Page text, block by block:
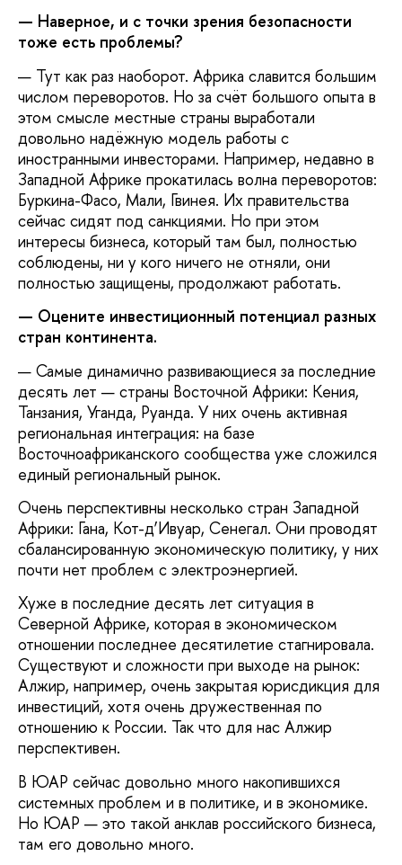
— Наверное, и с точки зрения безопасности
тоже есть проблемы?
— Тут как раз наоборот. Африка славится большим
числом переворотов. Но за счёт большого опыта в
этом смысле местные страны выработали
довольно надёжную модель работы с
иностранными инвесторами. Например, недавно в
Западной Африке прокатилась волна переворотов:
Буркина-Фасо, Мали, Гвинея. Их правительства
сейчас сидят под санкциями. Но при этом
интересы бизнеса, который там был, полностью
соблюдены, ни у кого ничего не отняли, они
полностью защищены, продолжают работать.
— Оцените инвестиционный потенциал разных
стран континента.
— Самые динамично развивающиеся за последние
десять лет — страны Восточной Африки: Кения,
Танзания, Уганда, Руанда. У них очень активная
региональная интеграция: на базе
Восточноафриканского сообщества уже сложился
единый региональный рынок.
Очень перспективны несколько стран Западной
Африки: Гана, Кот-д’Ивуар, Сенегал. Они проводят
сбалансированную экономическую политику, у них
почти нет проблем с электроэнергией.
Хуже в последние десять лет ситуация в
Северной Африке, которая в экономическом
отношении последнее десятилетие стагнировала.
Существуют и сложности при выходе на рынок:
Алжир, например, очень закрытая юрисдикция для
инвестиций, хотя очень дружественная по
отношению к России. Так что для нас Алжир
перспективен.
В ЮАР сейчас довольно много накопившихся
системных проблем и в политике, и в экономике.
Но ЮАР — это такой анклав российского бизнеса,
там его довольно много.